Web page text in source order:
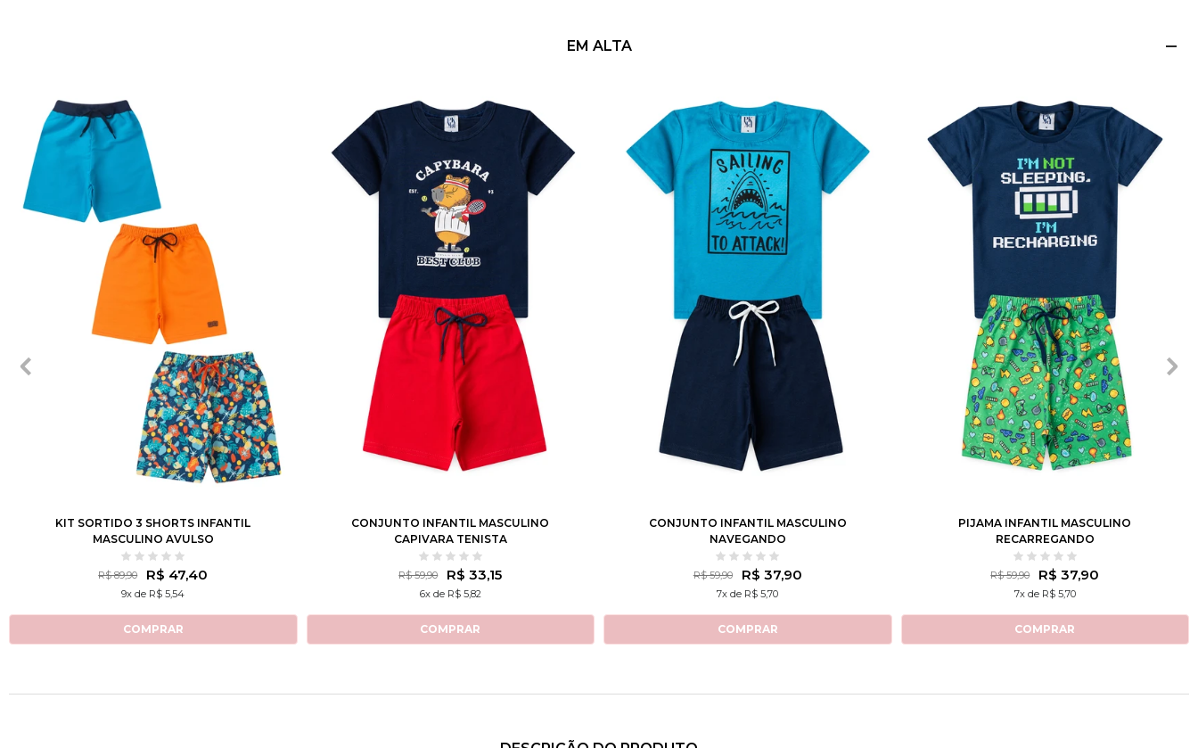
EM ALTA
8 10
KIT SORTIDO 3 SHORTS INFANTIL
MASCULINO AVULSO
R$ 89,90 R$ 47,40
9x de R$ 5,54
COMPRAR
CONJUNTO INFANTIL MASCULINO
CAPIVARA TENISTA
R$ 59,90 R$ 33,15
6x de R$ 5,82
COMPRAR
CONJUNTO INFANTIL MASCULINO
NAVEGANDO
R$ 59,90 R$ 37,90
7x de R$ 5,70
COMPRAR
PIJAMA INFANTIL MASCULINO
RECARREGANDO
R$ 59,90 R$ 37,90
7x de R$ 5,70
COMPRAR